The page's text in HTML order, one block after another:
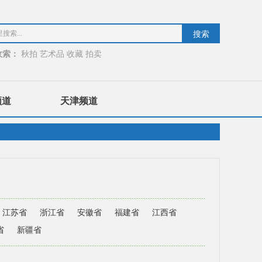
： 秋拍 艺术品 收藏 拍卖
道 天津频道
江苏省 浙江省 安徽省 福建省
江西省
新疆省